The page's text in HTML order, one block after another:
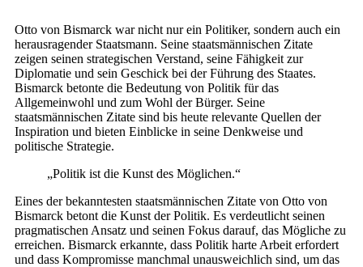
Otto von Bismarck war nicht nur ein Politiker, sondern auch ein
herausragender Staatsmann. Seine staatsmännischen Zitate
zeigen seinen strategischen Verstand, seine Fähigkeit zur
Diplomatie und sein Geschick bei der Führung des Staates.
Bismarck betonte die Bedeutung von Politik für das
Allgemeinwohl und zum Wohl der Bürger. Seine
staatsmännischen Zitate sind bis heute relevante Quellen der
Inspiration und bieten Einblicke in seine Denkweise und
politische Strategie.
„Politik ist die Kunst des Möglichen.“
Eines der bekanntesten staatsmännischen Zitate von Otto von
Bismarck betont die Kunst der Politik. Es verdeutlicht seinen
pragmatischen Ansatz und seinen Fokus darauf, das Mögliche zu
erreichen. Bismarck erkannte, dass Politik harte Arbeit erfordert
und dass Kompromisse manchmal unausweichlich sind, um das